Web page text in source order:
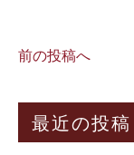
前の投稿へ
最近の投稿